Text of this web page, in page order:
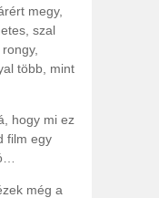
megy,
szal
több, mint
hogy mi ez
film egy
még a